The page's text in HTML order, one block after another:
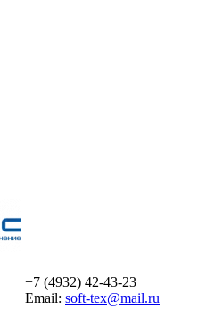
+7 (4932) 42-43-23
Email: soft-tex@mail.ru